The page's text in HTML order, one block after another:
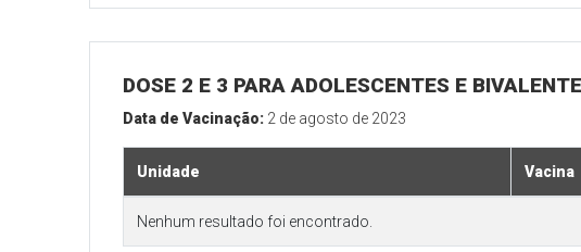
DOSE 2 E 3 PARA ADOLESCENTES E
Data de Vacinação: 2 de agosto de 2023
Unidade Vacina
Nenhum resultado foi encontrado.